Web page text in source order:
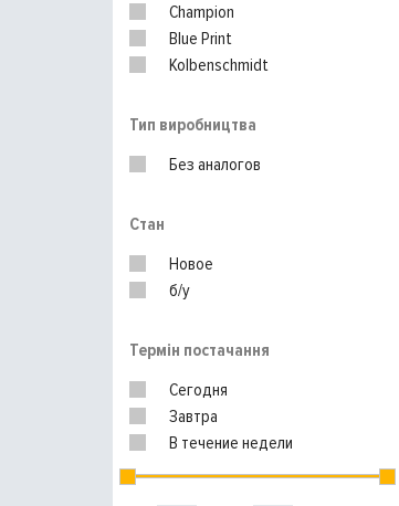
Champion
Blue Print
Kolbenschmidt
JAKOPARTS
HENGST
UFI
Тип виробництва
Без аналогов
Стан
Новое
б/у
Термін постачання
Сегодня
Завтра
В течение недели